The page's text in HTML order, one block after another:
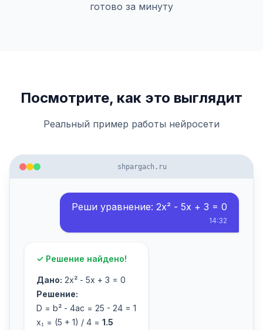
готово за минуту
Посмотрите, как это выглядит
Реальный пример работы нейросети
shpargach.ru
Реши уравнение: 2x² - 5x + 3 = 0
14:32
✓ Решение найдено!
Дано: 2x² - 5x + 3 = 0
Решение:
D = b² - 4ac = 25 - 24 = 1
x₁ = (5 + 1) / 4 = 1.5